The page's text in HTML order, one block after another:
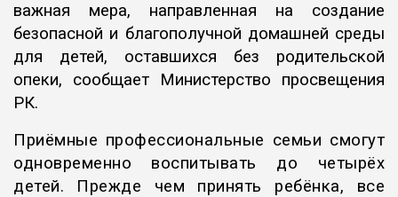
важная мера, направленная на создание
безопасной и благополучной домашней среды
для детей, оставшихся без родительской
опеки, сообщает Министерство просвещения
РК.
Приёмные профессиональные семьи смогут
одновременно воспитывать до четырёх
детей. Прежде чем принять ребёнка, все